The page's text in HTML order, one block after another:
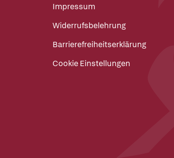
Impressum
Widerrufsbelehrung
Barrierefreiheitserklärung
Cookie Einstellungen